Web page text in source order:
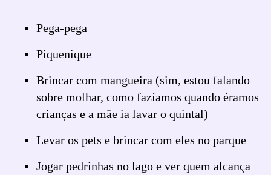
Pega-pega
Piquenique
Brincar com mangueira (sim, estou falando
sobre molhar, como fazíamos quando éramos
crianças e a mãe ia lavar o quintal)
Levar os pets e brincar com eles no parque
Jogar pedrinhas no lago e ver quem alcança